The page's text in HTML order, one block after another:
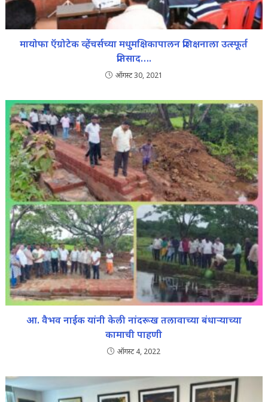
मायोफा ऍग्रोटेक व्हेंचर्सच्या मधुमक्षिकापालन प्रशिक्षनाला उत्स्फूर्त
प्रतिसाद….
ऑगस्ट 30, 2021
आ. वैभव नाईक यांनी केली नांदरूख तलावाच्या बंधाऱ्याच्या
कामाची पाहणी
ऑगस्ट 4, 2022